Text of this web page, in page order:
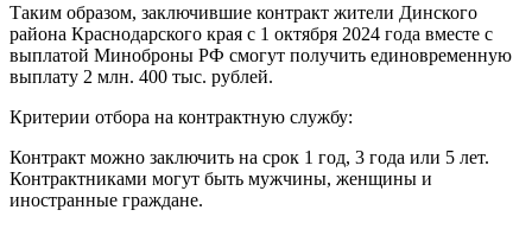
Таким образом, заключившие контракт жители Динского
района Краснодарского края с 1 октября 2024 года вместе с
выплатой Миноброны РФ смогут получить единовременную
выплату 2 млн. 400 тыс. рублей.
Критерии отбора на контрактную службу:
Контракт можно заключить на срок 1 год, 3 года или 5 лет.
Контрактниками могут быть мужчины, женщины и
иностранные граждане.